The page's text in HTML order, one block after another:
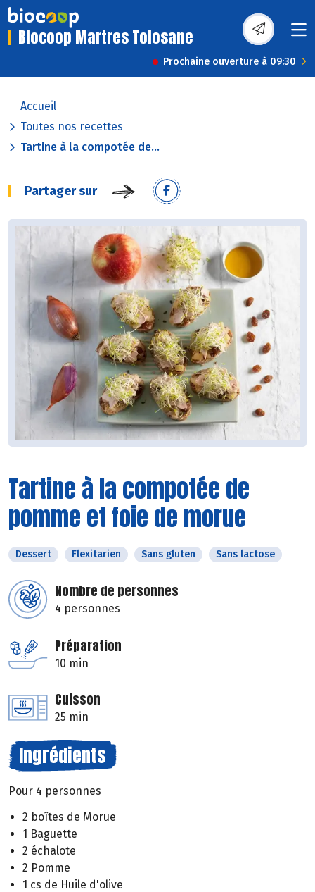
Biocoop Martres Tolosane
Prochaine ouverture à 09:30
Accueil
Toutes nos recettes
Tartine à la compotée de...
Partager sur
Tartine à la compotée de
pomme et foie de morue
Dessert Flexitarien Sans gluten Sans lactose
Nombre de personnes
4 personnes
Préparation
10 min
Cuisson
25 min
Ingrédients
Pour 4 personnes
2 boîtes de Morue
1 Baguette
2 échalote
2 Pomme
1 cs de Huile d'olive